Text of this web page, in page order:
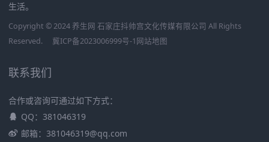
生活。
Copyright © 2024 养生网 石家庄抖帅宫文化传媒有限公司 All Rights
Reserved.
冀ICP备2023006999号-1网站地图
联系我们
合作或咨询可通过如下方式：
QQ：381046319
邮箱：381046319@qq.com